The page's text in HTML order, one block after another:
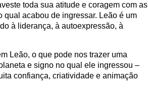
toda sua atitude e coragem com as
acabou de ingressar. Leão é um
à liderança, à autoexpressão, à
Leão, o que pode nos trazer uma
e signo no qual ele ingressou –
confiança, criatividade e animação